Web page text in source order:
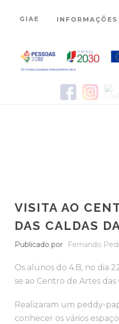
GIAE
VISITA AO
DAS CALDAS
Publicado por Fernando
Os alunos do 4.B, no dia
se ao Centro de Artes das
Realizaram um peddy-
conhecer os vários